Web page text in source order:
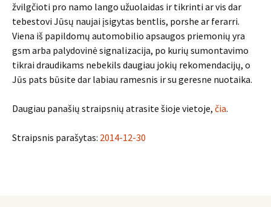
žvilgčioti pro namo lango užuolaidas ir tikrinti ar vis dar
tebestovi Jūsų naujai įsigytas bentlis, porshe ar ferarri.
Viena iš papildomų automobilio apsaugos priemonių yra
gsm arba palydovinė signalizacija, po kurių sumontavimo
tikrai draudikams nebekils daugiau jokių rekomendacijų, o
Jūs pats būsite dar labiau ramesnis ir su geresne nuotaika.
Daugiau panašių straipsnių atrasite šioje vietoje, čia.
Straipsnis parašytas: 2014-12-30